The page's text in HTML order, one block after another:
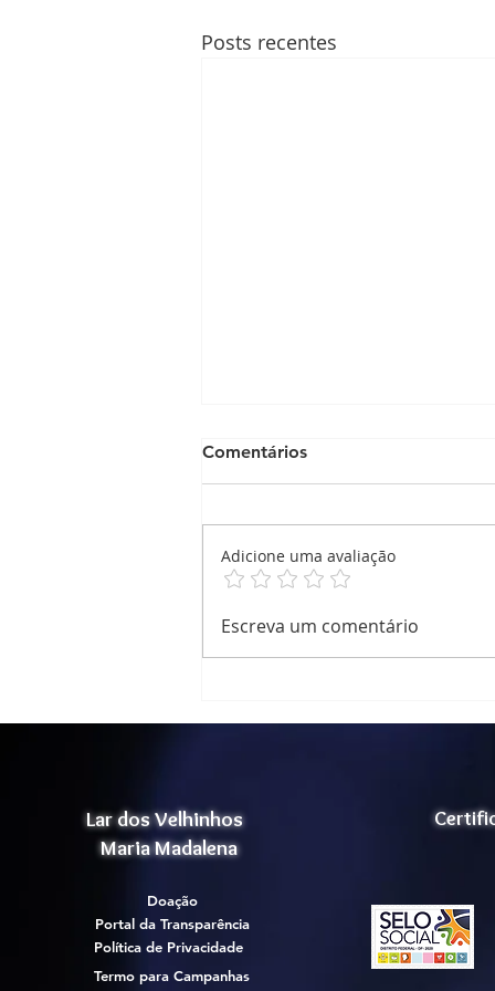
Posts recentes
Relatório de Atividade
Comentários
Adicione uma avaliação
Escreva um comentário
Lar dos Velhinhos
Maria Madalena
Doação
Portal da Transparência
Política de Privacidade
Termo para Campanhas